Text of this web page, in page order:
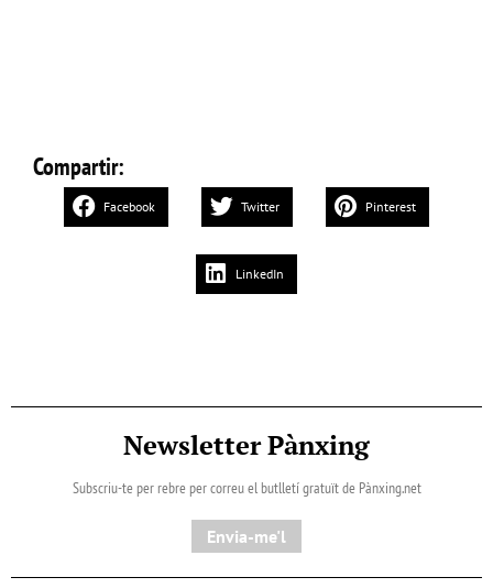
Compartir:
Facebook Twitter Pinterest
LinkedIn
Newsletter Pànxing
Subscriu-te per rebre per correu el butlletí gratuït de Pànxing.net​
Envia-me'l